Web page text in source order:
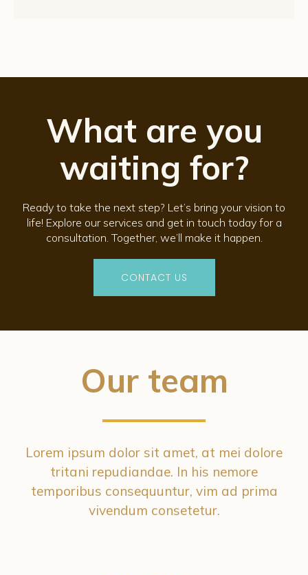
What are you
waiting for?
Ready to take the next step? Let’s bring your vision to
life! Explore our services and get in touch today for a
consultation. Together, we’ll make it happen.
CONTACT US
Our team
Lorem ipsum dolor sit amet, at mei dolore
tritani repudiandae. In his nemore
temporibus consequuntur, vim ad prima
vivendum consetetur.